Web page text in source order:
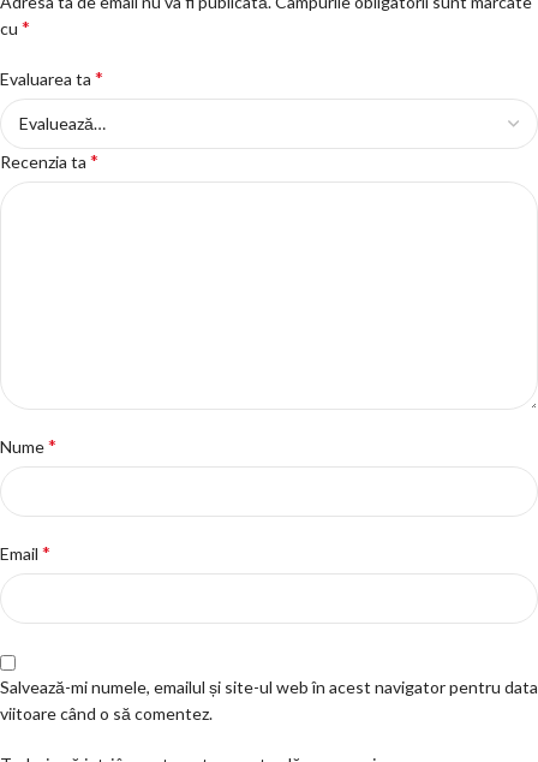
cu *
Evaluarea ta *
Recenzia ta *
Nume*
Email *
Salvează-mi numele, emailul și site-ul web în acest navigator pentru data
viitoare când o să comentez.